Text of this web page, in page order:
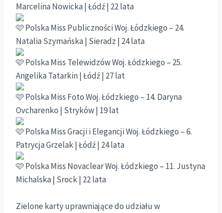
Marcelina Nowicka | Łódź | 22 lata
Polska Miss Publiczności Woj. Łódzkiego – 24.
Natalia Szymańska | Sieradz | 24 lata
Polska Miss Telewidzów Woj. Łódzkiego – 25.
Angelika Tatarkin | Łódź | 27 lat
Polska Miss Foto Woj. Łódzkiego – 14. Daryna
Ovcharenko | Stryków | 19 lat
Polska Miss Gracji i Elegancji Woj. Łódzkiego – 6.
Patrycja Grzelak | Łódź | 24 lata
Polska Miss Novaclear Woj. Łódzkiego – 11. Justyna
Michalska | Srock | 22 lata
Zielone karty uprawniające do udziału w